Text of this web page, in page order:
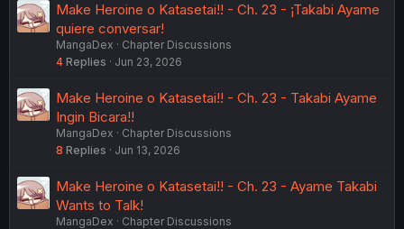
Make Heroine o Katasetai!! - Ch. 23 - ¡Takabi Ayame
quiere conversar!
MangaDex
Chapter Discussions
4 Replies Jun 23, 2026
Make Heroine o Katasetai!! - Ch. 23 - Takabi Ayame
Ingin Bicara!!
MangaDex
Chapter Discussions
8 Replies Jun 13, 2026
Make Heroine o Katasetai!! - Ch. 23 - Ayame Takabi
Wants to Talk!
MangaDex
Chapter Discussions